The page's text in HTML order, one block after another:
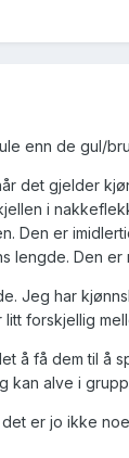
enn de gul/
det gjelder
i
Den er
lengde. Den
Jeg har
forskjellig
å få dem til å
kan alve i
er jo ikke